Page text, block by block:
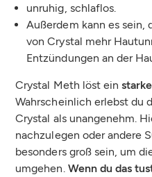
unruhig, schlaflos.
Außerdem kann es sein,
von Crystal mehr
Entzündungen an der
Crystal Meth löst ein
Wahrscheinlich erlebst du
Crystal als unangenehm.
nachzulegen oder andere
besonders groß sein, um
umgehen. Wenn du das